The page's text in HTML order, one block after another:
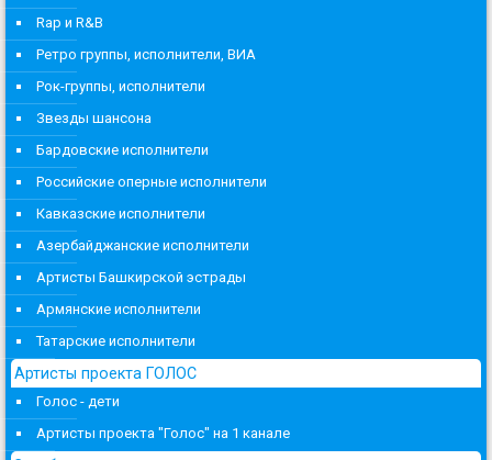
Rap и R&B
Ретро группы, исполнители, ВИА
Рок-группы, исполнители
Звезды шансона
Бардовские исполнители
Российские оперные исполнители
Кавказские исполнители
Азербайджанские исполнители
Артисты Башкирской эстрады
Армянские исполнители
Татарские исполнители
Артисты проекта ГОЛОС
Голос - дети
Артисты проекта "Голос" на 1 канале